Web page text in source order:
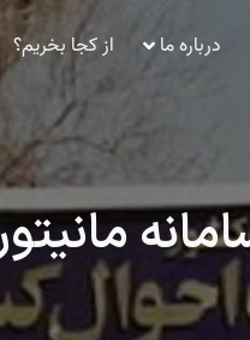
درباره ما از کجا بخریم؟